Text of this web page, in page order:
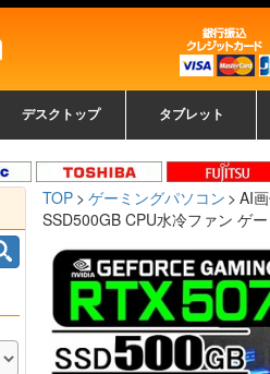
ッカード
デスクトップ
中古デスクトップ一覧
新品デスクトップ一
覧
ゲーミングパソコン
トレーディングパソ
コン
ッカード
タブレット
TOP ゲーミングパソコン
AI
SSD500GB CPU水冷ファン ゲ